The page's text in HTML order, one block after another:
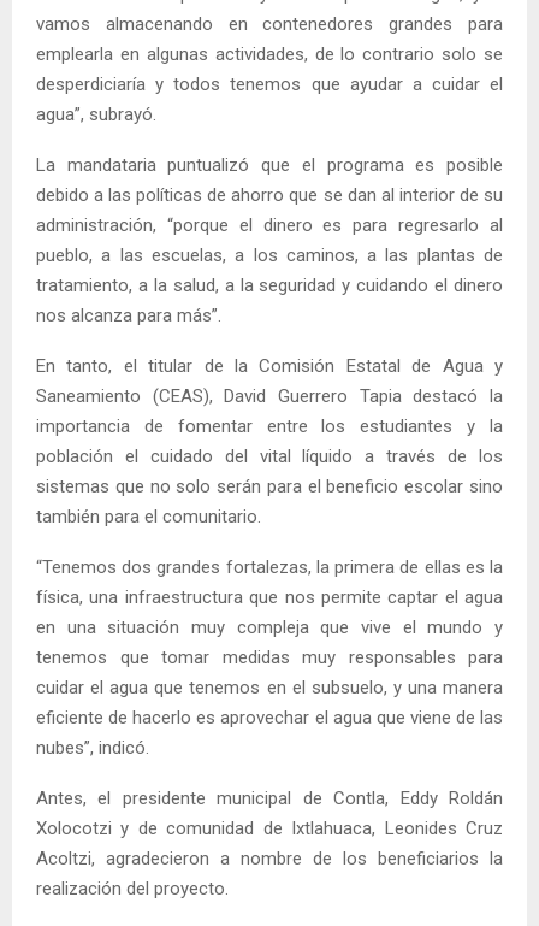
vamos almacenando en contenedores grandes para
emplearla en algunas actividades, de lo contrario solo se
desperdiciaría y todos tenemos que ayudar a cuidar el
agua”, subrayó.
La mandataria puntualizó que el programa es posible
debido a las políticas de ahorro que se dan al interior de su
administración, “porque el dinero es para regresarlo al
pueblo, a las escuelas, a los caminos, a las plantas de
tratamiento, a la salud, a la seguridad y cuidando el dinero
nos alcanza para más”.
En tanto, el titular de la Comisión Estatal de Agua y
Saneamiento (CEAS), David Guerrero Tapia destacó la
importancia de fomentar entre los estudiantes y la
población el cuidado del vital líquido a través de los
sistemas que no solo serán para el beneficio escolar sino
también para el comunitario.
“Tenemos dos grandes fortalezas, la primera de ellas es la
física, una infraestructura que nos permite captar el agua
en una situación muy compleja que vive el mundo y
tenemos que tomar medidas muy responsables para
cuidar el agua que tenemos en el subsuelo, y una manera
eficiente de hacerlo es aprovechar el agua que viene de las
nubes”, indicó.
Antes, el presidente municipal de Contla, Eddy Roldán
Xolocotzi y de comunidad de Ixtlahuaca, Leonides Cruz
Acoltzi, agradecieron a nombre de los beneficiarios la
realización del proyecto.